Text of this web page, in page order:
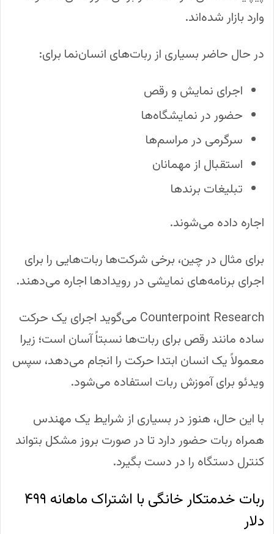
وارد بازار شده‌اند.
در حال حاضر بسیاری از ربات‌های انسان‌نما برای:
اجرای نمایش و رقص
حضور در نمایشگاه‌ها
سرگرمی در مراسم‌ها
استقبال از مهمانان
تبلیغات برندها
اجاره داده می‌شوند.
برای مثال در چین، برخی شرکت‌ها ربات‌هایی را برای
اجرای برنامه‌های نمایشی در رویدادها اجاره می‌دهند.
Counterpoint Research می‌گوید اجرای یک حرکت
ساده مانند رقص برای ربات‌ها نسبتاً آسان است؛ زیرا
معمولاً یک انسان ابتدا حرکت را انجام می‌دهد، سپس
ویدئو برای آموزش ربات استفاده می‌شود.
با این حال، هنوز در بسیاری از شرایط یک مهندس
همراه ربات حضور دارد تا در صورت بروز مشکل بتواند
کنترل دستگاه را در دست بگیرد.
ربات خدمتکار خانگی با اشتراک ماهانه ۴۹۹
دلار